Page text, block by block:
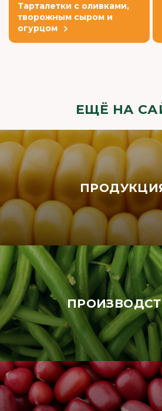
Тарталетки с оливками,
творожным сыром и
огурцом
ЕЩЁ НА